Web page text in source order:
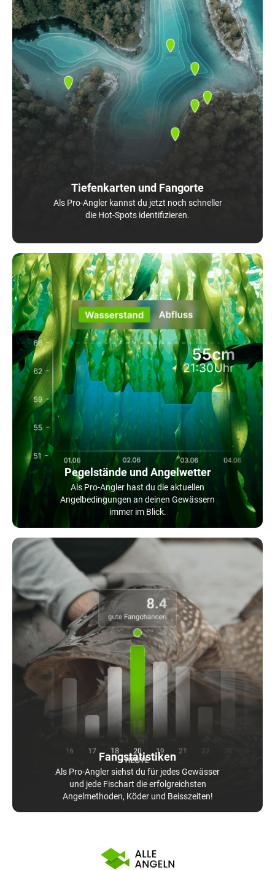
Tiefenkarten und Fangorte
Als Pro-Angler kannst du jetzt noch schneller
die Hot-Spots identifizieren.
Pegelstände und Angelwetter
Als Pro-Angler hast du die aktuellen
Angelbedingungen an deinen Gewässern
immer im Blick.
Fangstatistiken
Als Pro-Angler siehst du für jedes Gewässer
und jede Fischart die erfolgreichsten
Angelmethoden, Köder und Beisszeiten!